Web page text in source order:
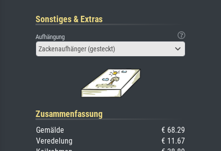
Sonstiges & Extras
Aufhängung
Zackenaufhänger (gesteckt)
Zusammenfassung
Gemälde
€ 68.29
Veredelung
€ 11.67